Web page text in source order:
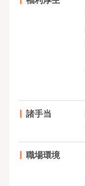
諸手当
職場環境